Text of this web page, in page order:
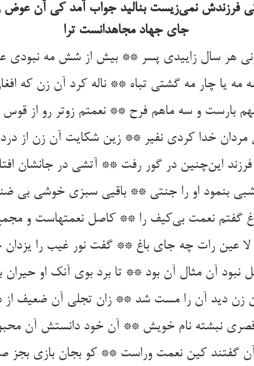
فرزندش نمی‌زیست بنالید جواب آمد کی آن
جای جهاد مجاهدانست ترا
هر سال زاییدی پسر ** بیش از شش مه نبودی
مه یا چار مه گشتی تباه ** ناله کرد آن زن که
بارست و سه ماهم فرح ** نعمتم زوتر رو از قوس
خدا کردی نفیر ** زین شکایت آن زن از درد
این‌چنین در گور رفت ** آتشی در جانشان
شبی بنمود او را جنتی ** باقیی سبزی خوشی بی
گفتم نعمت بی‌کیف را ** کاصل نعمتهاست و مجمع
لا عین رات چه جای باغ ** گفت نور غیب را یزدان
نبود آن مثال آن بود ** تا برد بوی آنک او حیران
زن دید آن را مست شد ** زان تجلی آن ضعیف
قصری نبشته نام خویش ** آن خود دانستش آن
آن گفتند کین نعمت وراست ** کو بجان بازی بجز